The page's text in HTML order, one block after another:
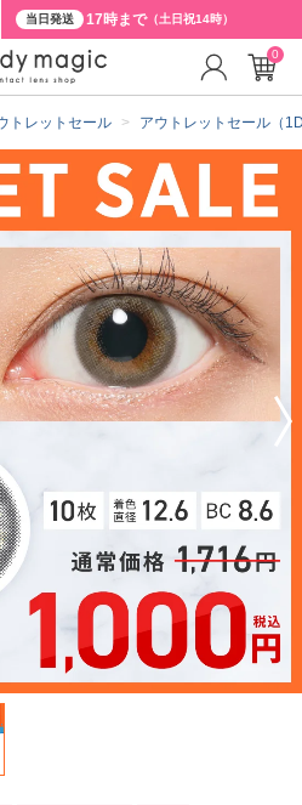
当日発送 17時まで（土日祝14時）
トレットセール アウトレットセール（
0
ポン詳細